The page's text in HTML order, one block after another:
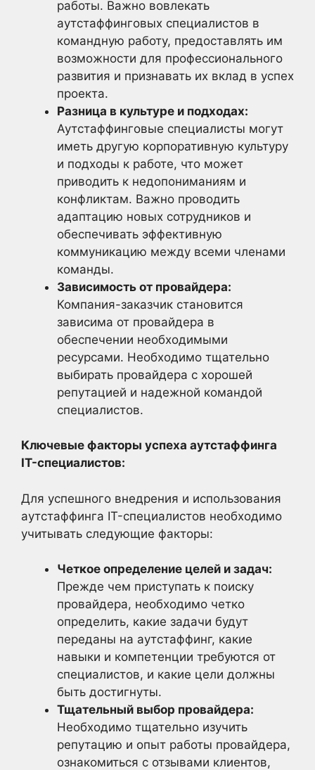
работы. Важно вовлекать
аутстаффинговых специалистов в
командную работу, предоставлять им
возможности для профессионального
развития и признавать их вклад в успех
проекта.
Разница в культуре и подходах:
Аутстаффинговые специалисты могут
иметь другую корпоративную культуру
и подходы к работе, что может
приводить к недопониманиям и
конфликтам. Важно проводить
адаптацию новых сотрудников и
обеспечивать эффективную
коммуникацию между всеми членами
команды.
Зависимость от провайдера:
Компания-заказчик становится
зависима от провайдера в
обеспечении необходимыми
ресурсами. Необходимо тщательно
выбирать провайдера с хорошей
репутацией и надежной командой
специалистов.
Ключевые факторы успеха аутстаффинга
IT-специалистов:
Для успешного внедрения и использования
аутстаффинга IT-специалистов необходимо
учитывать следующие факторы:
Четкое определение целей и задач:
Прежде чем приступать к поиску
провайдера, необходимо четко
определить, какие задачи будут
переданы на аутстаффинг, какие
навыки и компетенции требуются от
специалистов, и какие цели должны
быть достигнуты.
Тщательный выбор провайдера:
Необходимо тщательно изучить
репутацию и опыт работы провайдера,
ознакомиться с отзывами клиентов,